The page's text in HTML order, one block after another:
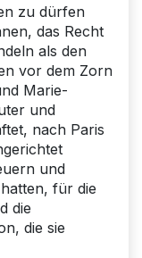
zu dürfen
das Recht
als den
vor dem Zorn
Marie-
und
nach Paris
und
für die
die
die sie